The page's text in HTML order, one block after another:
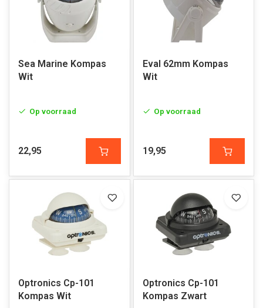
Sea Marine Kompas
Wit
Op voorraad
22,95
Eval 62mm Kompas
Wit
Op voorraad
19,95
Optronics Cp-101
Kompas Wit
Optronics Cp-101
Kompas Zwart